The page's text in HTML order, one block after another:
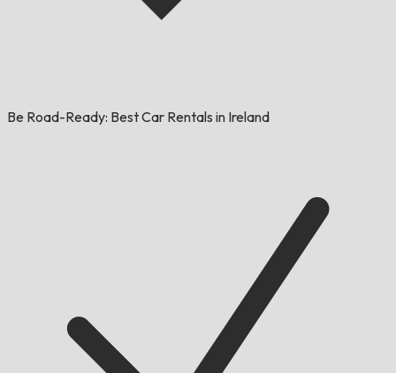
Be Road-Ready: Best Car Rentals in Ireland